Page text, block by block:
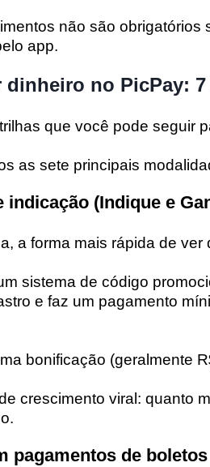
não são
app.
dinheiro no PicPay:
que você pode seguir
as sete principais
indicação (Indique e
a forma mais rápida de ver
sistema de código
e faz um pagamento
bonificação (geralmente
crescimento viral: quanto
pagamentos de boletos